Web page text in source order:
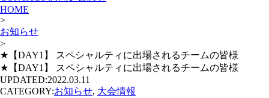
HOME
>
お知らせ
>
★【DAY1】 スペシャルティに出場されるチームの皆様
★【DAY1】 スペシャルティに出場されるチームの皆様
UPDATED:2022.03.11
CATEGORY:お知らせ, 大会情報